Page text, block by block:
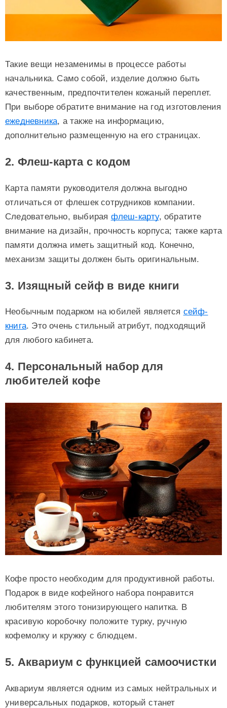
Такие вещи незаменимы в процессе работы
начальника. Само собой, изделие должно быть
качественным, предпочтителен кожаный переплет.
При выборе обратите внимание на год изготовления
ежедневника, а также на информацию,
дополнительно размещенную на его страницах.
2. Флеш-карта с кодом
Карта памяти руководителя должна выгодно
отличаться от флешек сотрудников компании.
Следовательно, выбирая флеш-карту, обратите
внимание на дизайн, прочность корпуса; также карта
памяти должна иметь защитный код. Конечно,
механизм защиты должен быть оригинальным.
3. Изящный сейф в виде книги
Необычным подарком на юбилей является сейф-
книга. Это очень стильный атрибут, подходящий
для любого кабинета.
4. Персональный набор для
любителей кофе
Кофе просто необходим для продуктивной работы.
Подарок в виде кофейного набора понравится
любителям этого тонизирующего напитка. В
красивую коробочку положите турку, ручную
кофемолку и кружку с блюдцем.
5. Аквариум с функцией самоочистки
Аквариум является одним из самых нейтральных и
универсальных подарков, который станет